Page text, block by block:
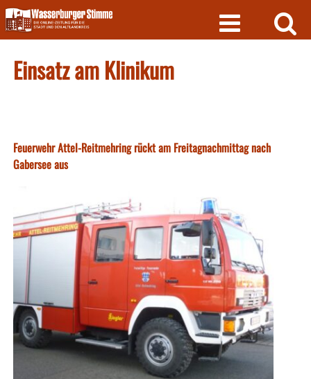
Skip
to
content
Einsatz am Klinikum
Feuerwehr Attel-Reitmehring rückt am Freitagnachmittag nach
Gabersee aus